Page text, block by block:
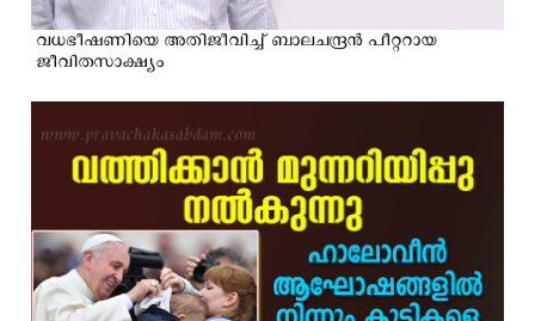
വധഭീഷണിയെ അതിജീവിച്ച് ബാലചന്ദ്രൻ പീറ്ററായ
ജീവിതസാക്ഷ്യം